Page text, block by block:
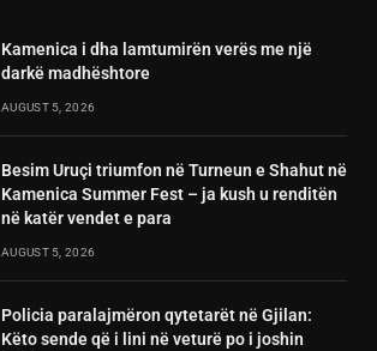
Kamenica i dha lamtumirën verës me një
darkë madhështore
AUGUST 5, 2026
Besim Uruçi triumfon në Turneun e Shahut në
Kamenica Summer Fest – ja kush u renditën
në katër vendet e para
AUGUST 5, 2026
Policia paralajmëron qytetarët në Gjilan:
Këto sende që i lini në veturë po i joshin